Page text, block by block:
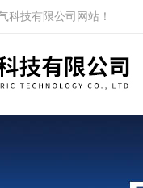
科技有限公司网站！